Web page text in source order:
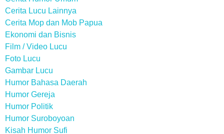
Cerita Lucu Lainnya
Cerita Mop dan Mob Papua
Ekonomi dan Bisnis
Film / Video Lucu
Foto Lucu
Gambar Lucu
Humor Bahasa Daerah
Humor Gereja
Humor Politik
Humor Suroboyoan
Kisah Humor Sufi